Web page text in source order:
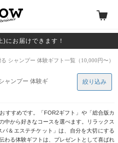
にお届けできます！
シャンプー 体験ギフト一覧（10,000円〜）
ャンプー 体験ギ
すすめです。「FOR2ギフト」や「総合版カ
中から好きなコースを選べます。リラックス
＆エステチケット」は、自分を大切にする
わる体験ギフトは、プレゼントとして喜ばれ
絞り込み